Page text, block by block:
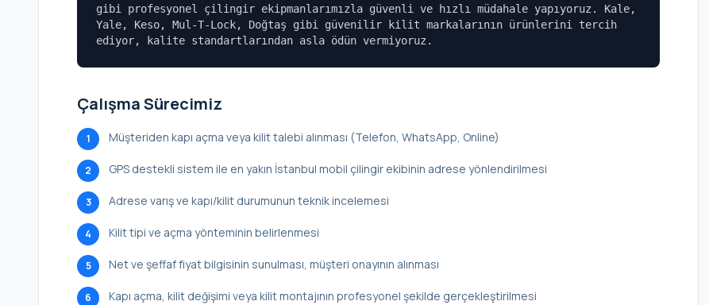
gibi profesyonel çilingir ekipmanlarımızla güvenli ve hızlı müdahale yapıyoruz. Kale,
Yale, Keso, Mul-T-Lock, Doğtaş gibi güvenilir kilit markalarının ürünlerini tercih
ediyor, kalite standartlarından asla ödün vermiyoruz.
Çalışma Sürecimiz
1 Müşteriden kapı açma veya kilit talebi alınması (Telefon, WhatsApp, Online)
2 GPS destekli sistem ile en yakın İstanbul mobil çilingir ekibinin adrese yönlendirilmesi
3 Adrese varış ve kapı/kilit durumunun teknik incelemesi
4 Kilit tipi ve açma yönteminin belirlenmesi
5 Net ve şeffaf fiyat bilgisinin sunulması, müşteri onayının alınması
6 Kapı açma, kilit değişimi veya kilit montajının profesyonel şekilde gerçekleştirilmesi